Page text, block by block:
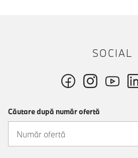
SOCIAL
Căutare după număr ofertă